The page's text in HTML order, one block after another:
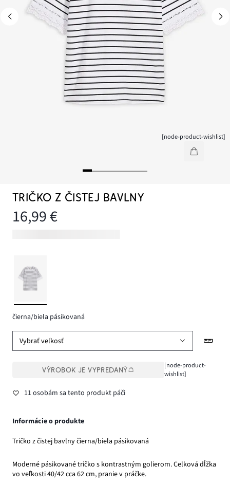
[node-product-wishlist]
TRIČKO Z ČISTEJ BAVLNY
16,99 €
čierna/biela pásikovaná
Vybrať veľkosť
VÝROBOK JE VYPREDANÝ
[node-product-
wishlist]
11 osobám sa tento produkt páči
Informácie o produkte
Tričko z čistej bavlny čierna/biela pásikovaná
Moderné pásikované tričko s kontrastným golierom. Celková dĺžka
vo veľkosti 40/42 cca 62 cm, pranie v práčke.